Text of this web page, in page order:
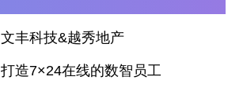
文丰科技&越秀地产
打造7×24在线的数智员工